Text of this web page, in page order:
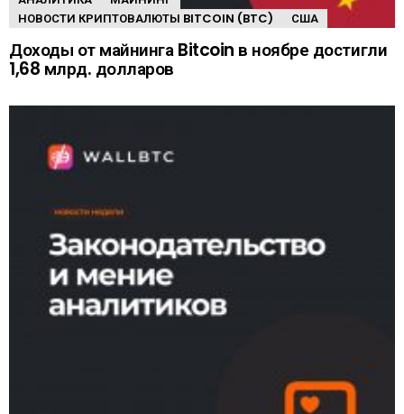
НОВОСТИ КРИПТОВАЛЮТЫ BITCOIN (BTC)
США
Доходы от майнинга Bitcoin в ноябре достигли
1,68 млрд. долларов